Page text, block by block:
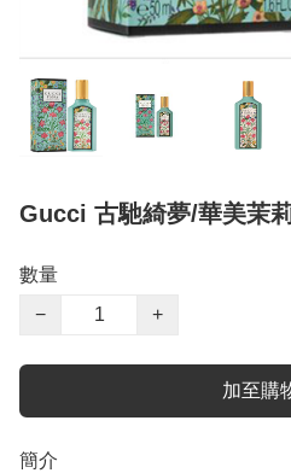
Gucci 古馳綺夢/華美茉
數量
−
+
加至購
簡介